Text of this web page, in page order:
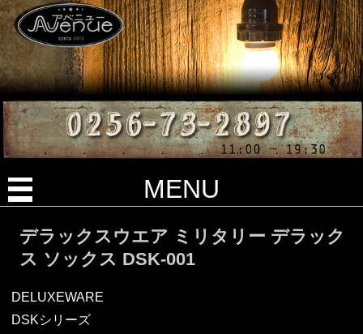
MENU
デラックスウエア ミリタリー デラック
ス ソックス DSK-001
DELUXEWARE
DSKシリーズ